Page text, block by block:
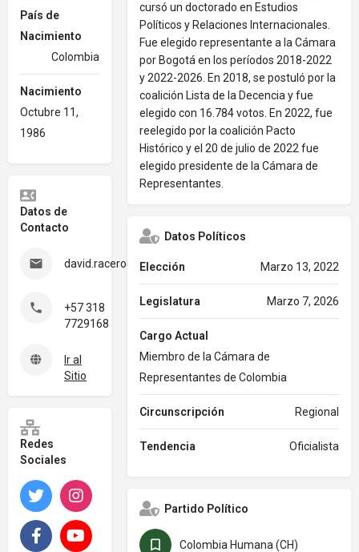
País de
Nacimiento
Colombia
Nacimiento
Octubre 11,
1986
Datos de
Contacto
david.racero@camara.gov.co
+57 318
7729168
Ir al
Sitio
Redes
Sociales
Twitter
Facebook YouTube
cursó un doctorado en Estudios
Políticos y Relaciones Internacionales.
Fue elegido representante a la Cámara
por Bogotá en los períodos 2018-2022
y 2022-2026. En 2018, se postuló por la
coalición Lista de la Decencia y fue
elegido con 16.784 votos. En 2022, fue
reelegido por la coalición Pacto
Histórico y el 20 de julio de 2022 fue
elegido presidente de la Cámara de
Representantes.
Datos Políticos
Elección Marzo 13, 2022
Legislatura Marzo 7, 2026
Cargo Actual
Miembro de la Cámara de
Representantes de Colombia
Circunscripción Regional
Tendencia Oficialista
Partido Político
Colombia Humana (CH)